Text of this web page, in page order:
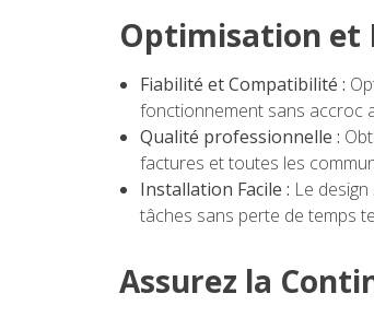
Optimisation et
Fiabilité et Compatibilité :
fonctionnement sans accroc
Qualité professionnelle :
factures et toutes les
Installation Facile : Le
tâches sans perte de temps
Assurez la